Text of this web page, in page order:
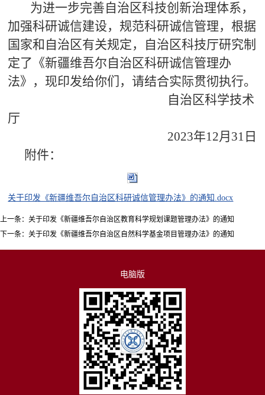
为进一步完善自治区科技创新治理体系，
加强科研诚信建设，规范科研诚信管理，根据
国家和自治区有关规定，自治区科技厅研究制
定了《新疆维吾尔自治区科研诚信管理办
法》，现印发给你们，请结合实际贯彻执行。
自治区科学技术
厅
2023年12月31日
附件：
关于印发《新疆维吾尔自治区科研诚信管理办法》的通知.docx
上一条： 关于印发《新疆维吾尔自治区教育科学规划课题管理办法》的通知
下一条： 关于印发《新疆维吾尔自治区自然科学基金项目管理办法》的通知
电脑版